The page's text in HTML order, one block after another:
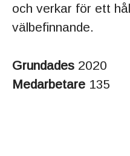
och verkar för ett
välbefinnande.
Grundades 2020
Medarbetare 135